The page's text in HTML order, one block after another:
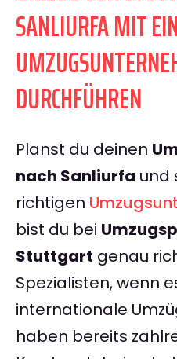
SANLIURFA MIT
DURCHFÜHREN
Planst du deinen
nach Sanliurfa und
richtigen
bist du bei
Stuttgart genau
Spezialisten, wenn
internationale
haben bereits